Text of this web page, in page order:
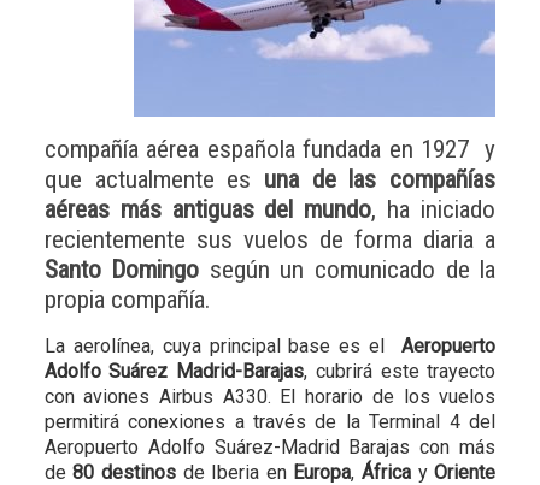
compañía aérea española fundada en 1927 y
que actualmente es una de las compañías
aéreas más antiguas del mundo, ha iniciado
recientemente sus vuelos de forma diaria a
Santo Domingo según un comunicado de la
propia compañía.
La aerolínea, cuya principal base es elAeropuerto
Adolfo Suárez Madrid-Barajas, cubrirá este trayecto
con aviones Airbus A330. El horario de los vuelos
permitirá conexiones a través de la Terminal 4 del
Aeropuerto Adolfo Suárez-Madrid Barajas con más
de80 destinos de Iberia en Europa,África yOriente